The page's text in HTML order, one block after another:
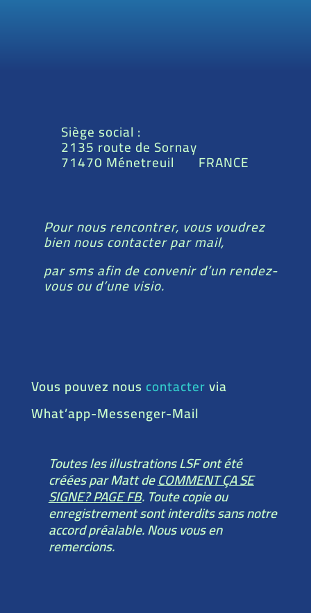
Siège social :
2135 route de Sornay
71470 Ménetreuil FRANCE
Pour nous rencontrer, vous voudrez
bien nous contacter par mail,
par sms afin de convenir d’un rendez-
vous ou d’une visio.
Vous pouvez nous contactervia
What’app-Messenger-Mail
Toutes les illustrations LSF ont été
créées par Matt deCOMMENT ÇA SE
SIGNE? PAGE FB. Toute copie ou
enregistrement sont interdits sans notre
accord préalable. Nous vous en
remercions.